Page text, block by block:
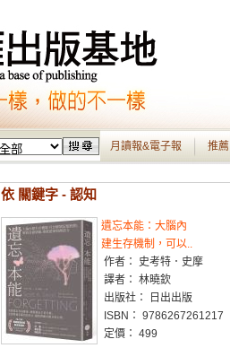
月讀報&電子報 推
依 關鍵字 - 認知
遺忘本能：大腦內
建生存機制，可以..
作者： 史考特．史摩
譯者： 林曉欽
出版社： 日出出版
ISBN： 9786267261217
定價： 499